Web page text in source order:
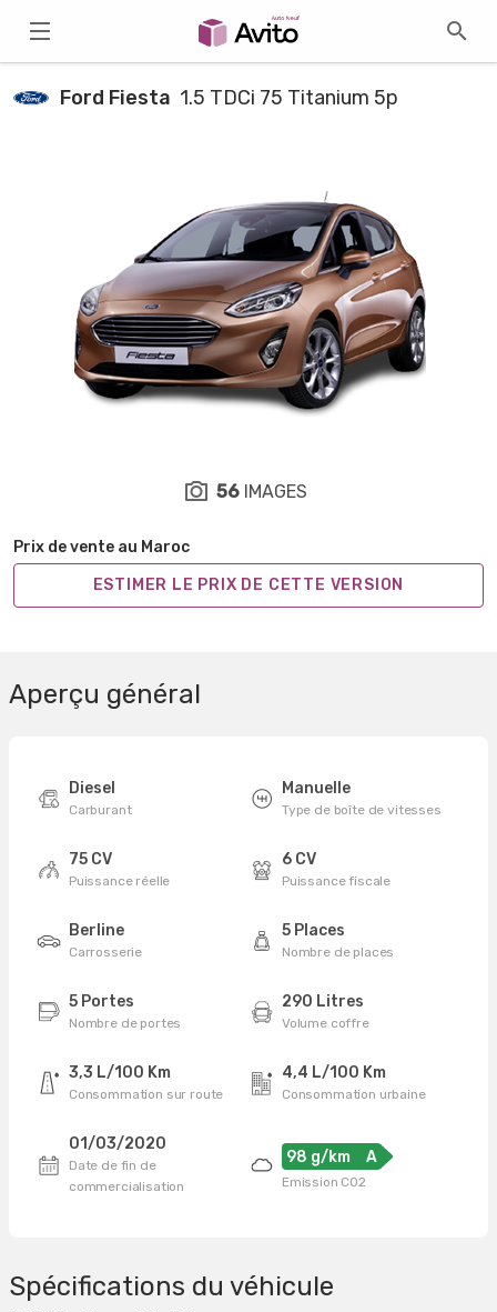
Ford Fiesta 1.5 TDCi 75 Titanium 5p
Prix de vente au Maroc
ESTIMER LE PRIX DE CETTE VERSION
56 IMAGES
Aperçu général
Diesel
Carburant
Manuelle
Type de boîte de vitesses
75 CV
Puissance réelle
6 CV
Puissance fiscale
Berline
Carrosserie
5 Places
Nombre de places
5 Portes
Nombre de portes
290 Litres
Volume coffre
3,3 L/100 Km
Consommation sur route
4,4 L/100 Km
Consommation urbaine
01/03/2020
Date de fin de
commercialisation
98 g/km A
Emission CO2
Spécifications du véhicule